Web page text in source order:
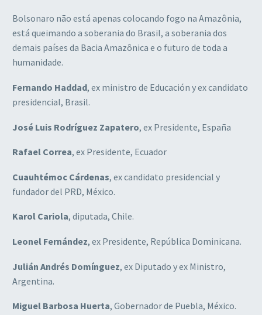
Bolsonaro não está apenas colocando fogo na Amazônia,
está queimando a soberania do Brasil, a soberania dos
demais países da Bacia Amazônica e o futuro de toda a
humanidade.
Fernando Haddad, ex ministro de Educación y ex candidato
presidencial, Brasil.
José Luis Rodríguez Zapatero, ex Presidente, España
Rafael Correa, ex Presidente, Ecuador
Cuauhtémoc Cárdenas, ex candidato presidencial y
fundador del PRD, México.
Karol Cariola, diputada, Chile.
Leonel Fernández, ex Presidente, República Dominicana.
Julián Andrés Domínguez, ex Diputado y ex Ministro,
Argentina.
Miguel Barbosa Huerta, Gobernador de Puebla, México.